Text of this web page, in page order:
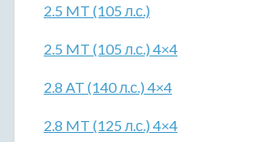
2.5 MT (105 л.с.)
2.5 MT (105 л.с.) 4×4
2.8 AT (140 л.с.) 4×4
2.8 MT (125 л.с.) 4×4